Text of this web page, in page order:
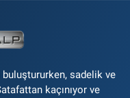
sadelik ve
kaçınıyor ve